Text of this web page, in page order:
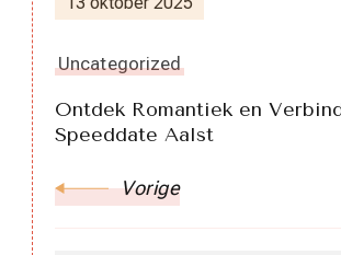
Uncategorized
Ontdek Romantiek en
Speeddate Aalst
Vorige